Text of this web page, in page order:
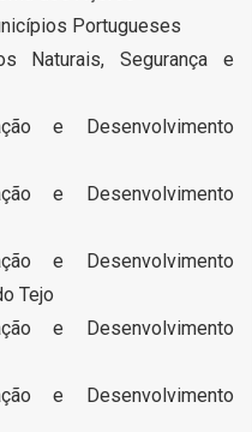
Portugueses
Naturais, Segurança e
e Desenvolvimento
e Desenvolvimento
e Desenvolvimento
Tejo
e Desenvolvimento
e Desenvolvimento